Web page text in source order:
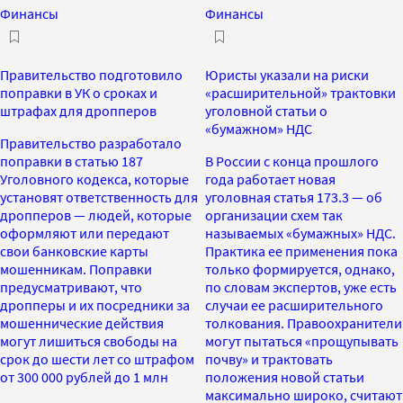
Финансы
Правительство подготовило
поправки в УК о сроках и
штрафах для дропперов
Правительство разработало
поправки в статью 187
Уголовного кодекса, которые
установят ответственность для
дропперов — людей, которые
оформляют или передают
свои банковские карты
мошенникам. Поправки
предусматривают, что
дропперы и их посредники за
мошеннические действия
могут лишиться свободы на
срок до шести лет со штрафом
от 300 000 рублей до 1 млн
Финансы
Юристы указали на риски
«расширительной» трактовки
уголовной статьи о
«бумажном» НДС
В России с конца прошлого
года работает новая
уголовная статья 173.3 — об
организации схем так
называемых «бумажных» НДС.
Практика ее применения пока
только формируется, однако,
по словам экспертов, уже есть
случаи ее расширительного
толкования. Правоохранители
могут пытаться «прощупывать
почву» и трактовать
положения новой статьи
максимально широко, считают